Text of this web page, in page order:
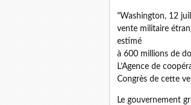
"Washington, 12
vente militaire
estimé
à 600 millions de
L’Agence de
Congrès de cette
Le gouvernement